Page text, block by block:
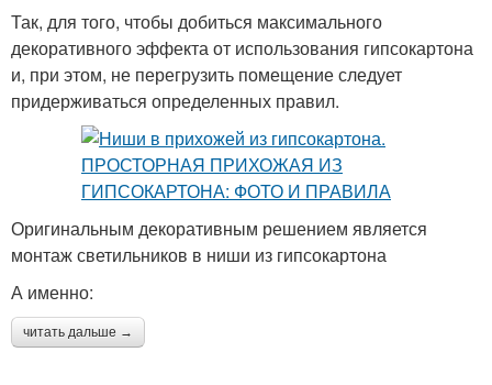
Так, для того, чтобы добиться максимального
декоративного эффекта от использования гипсокартона
и, при этом, не перегрузить помещение следует
придерживаться определенных правил.
Оригинальным декоративным решением является
монтаж светильников в ниши из гипсокартона
А именно:
читать дальше →